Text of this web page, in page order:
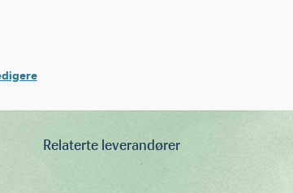
Relaterte leverandører